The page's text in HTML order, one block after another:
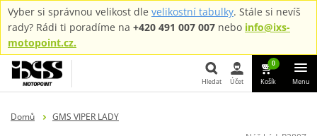
Vyber si správnou velikost dle velikostní tabulky. Stále si nevíš
rady? Rádi ti poradíme na +420 491 007 007 nebo info@ixs-
motopoint.cz.
Hledat Účet
0
Košík Menu
Domů
GMS VIPER LADY